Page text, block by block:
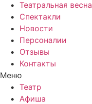
Театральная весна
Спектакли
Новости
Персоналии
Отзывы
Контакты
Меню
Театр
Афиша